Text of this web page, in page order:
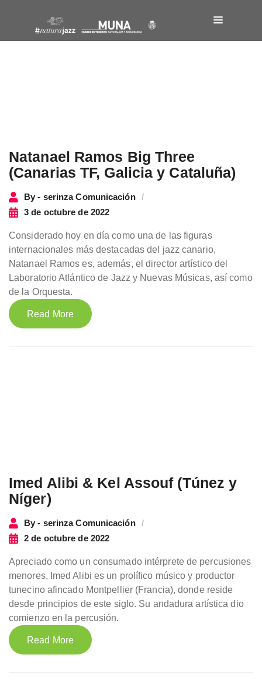
Natanael Ramos Big Three
(Canarias TF, Galicia y Cataluña)
By - serinza Comunicación
3 de octubre de 2022
Considerado hoy en día como una de las figuras
internacionales más destacadas del jazz canario,
Natanael Ramos es, además, el director artístico del
Laboratorio Atlántico de Jazz y Nuevas Músicas, así como
de la Orquesta.
Read More
Imed Alibi & Kel Assouf (Túnez y
Níger)
By - serinza Comunicación
2 de octubre de 2022
Apreciado como un consumado intérprete de percusiones
menores, Imed Alibi es un prolífico músico y productor
tunecino afincado Montpellier (Francia), donde reside
desde principios de este siglo. Su andadura artística dio
comienzo en la percusión.
Read More